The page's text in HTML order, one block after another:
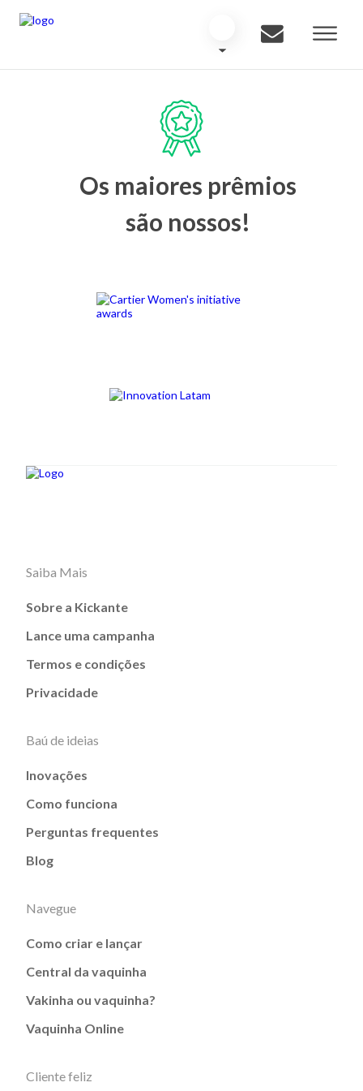
Os maiores prêmios
são nossos!
Saiba Mais
Sobre a Kickante
Lance uma campanha
Termos e condições
Privacidade
Baú de ideias
Inovações
Como funciona
Perguntas frequentes
Blog
Navegue
Como criar e lançar
Central da vaquinha
Vakinha ou vaquinha?
Vaquinha Online
Cliente feliz